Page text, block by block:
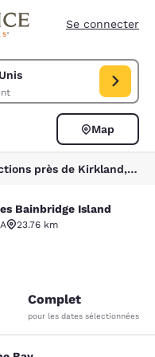
Se connecter
États-Unis. Date
Map
26 hôtels Offres spéciales et réductions près de Kirkland, Washington, États-Unis
Bainbridge Island
23.76 km
commentaires
Complet
pour les dates sélectionnées